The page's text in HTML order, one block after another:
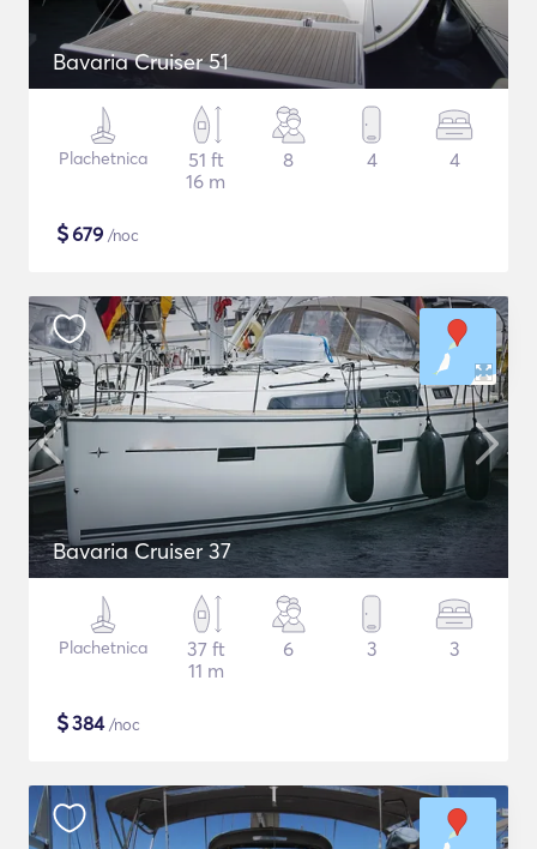
Bavaria Cruiser 51
Plachetnica
51 ft
16 m
8 4 4
$679 /noc
Bavaria Cruiser 37
Plachetnica
37 ft
11 m
6 3 3
$384/noc